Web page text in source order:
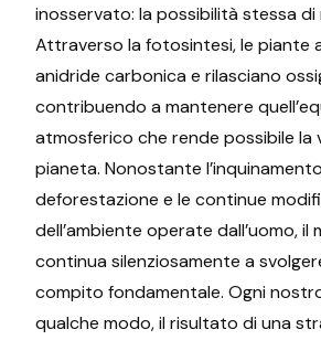
inosservato: la possibilità stessa di
Attraverso la fotosintesi, le piante
anidride carbonica e rilasciano
contribuendo a mantenere
atmosferico che rende possibile la
pianeta. Nonostante
deforestazione e le continue
dell’ambiente operate dall’uomo, il
continua silenziosamente a
compito fondamentale. Ogni
qualche modo, il risultato di una